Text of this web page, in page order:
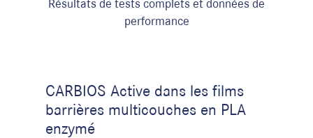
Résultats de tests complets et données de
performance
CARBIOS Active dans les films
barrières multicouches en PLA
enzymé